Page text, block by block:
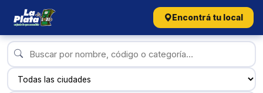
Encontrá tu local